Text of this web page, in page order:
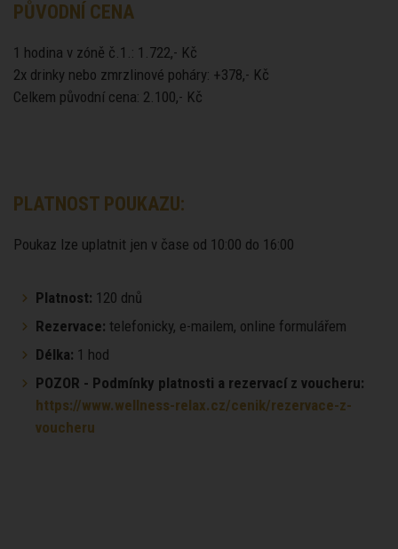
PŮVODNÍ CENA
1 hodina v zóně č.1.: 1.722,- Kč
2x drinky nebo zmrzlinové poháry: +378,- Kč
Celkem původní cena: 2.100,- Kč
PLATNOST POUKAZU:
Poukaz lze uplatnit jen v čase od 10:00 do 16:00
Platnost: 120 dnů
Rezervace: telefonicky, e-mailem, online formulářem
Délka: 1 hod
POZOR - Podmínky platnosti a rezervací z voucheru:
https://www.wellness-relax.cz/cenik/rezervace-z-
voucheru